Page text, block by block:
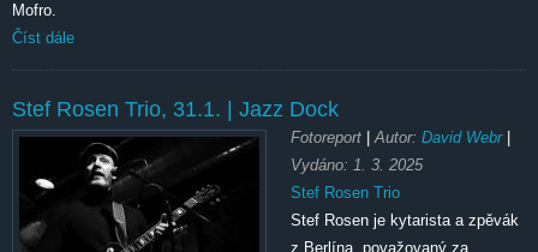
Mofro.
Číst dále
Stef Rosen Trio, 31.1. | Jazz Dock
Fotoreport |Autor: David Webr
Vydáno: 1. 3. 2025
Stef Rosen Trio
Stef Rosen je kytarista a zpěvák
z Berlína, považovaný za